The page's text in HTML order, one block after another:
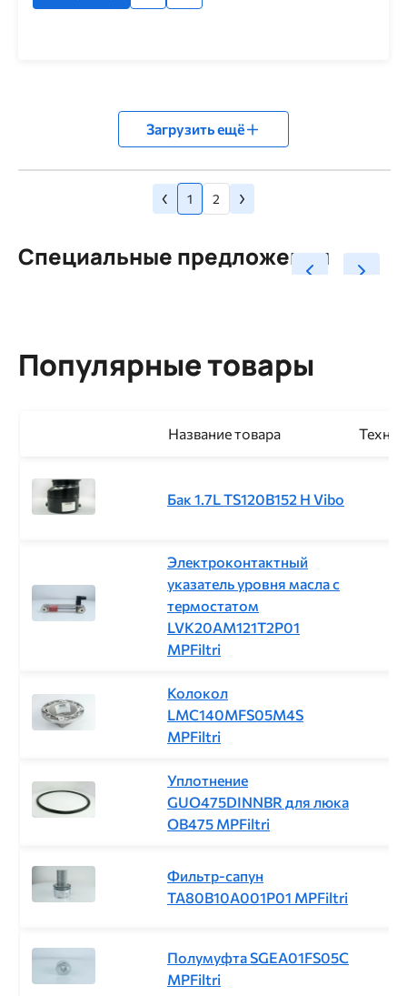
Загрузить ещё
Предыдущая
страница
‹ Страница
1 Страница
2 Следующая
страница
›
Специальные предложения
Популярные товары
Название товара
Бак 1.7L TS120B152 H Vibo
Электроконтактный
указатель уровня масла с
термостатом
LVK20AM121T2P01
MPFiltri
Колокол
LMC140MFS05M4S
MPFiltri
Уплотнение
GUO475DINNBR для люка
OB475 MPFiltri
Фильтр-сапун
TA80B10A001P01 MPFiltri
Полумуфта SGEA01FS05C
MPFiltri